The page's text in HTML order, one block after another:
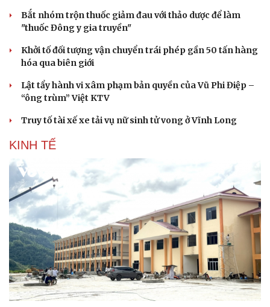
Du lịch
Tư vấn
check-in
Podcast
Cửa sổ tình yêu
Kể chuyện cho bé
Hạt giống tâm hồn
Bắt nhóm trộn thuốc giảm đau với thảo dược để làm
"thuốc Đông y gia truyền"
Khởi tố đối tượng vận chuyển trái phép gần 50 tấn hàng
hóa qua biên giới
Lật tẩy hành vi xâm phạm bản quyền của Vũ Phi Điệp –
“ông trùm” Việt KTV
Truy tố tài xế xe tải vụ nữ sinh tử vong ở Vĩnh Long
KINH TẾ